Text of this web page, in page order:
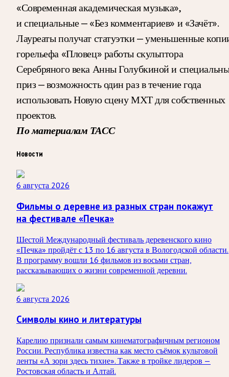
«Современная академическая музыка»,
и специальные — «Без комментариев» и «Зачёт».
Лауреаты получат статуэтки — уменьшенные
горельефа «Пловец» работы скульптора
Серебряного века Анны Голубкиной и
приз — возможность один раз в течение года
использовать Новую сцену МХТ для собственных
проектов.
По материалам ТАСС
Новости
6 августа 2026
Фильмы о деревне из разных стран покажут
на фестивале «Печка»
Шестой Международный фестиваль деревенского кино
«Печка» пройдёт с 13 по 16 августа в Вологодской области.
В программу вошли 16 фильмов из восьми стран,
рассказывающих о жизни современной деревни.
6 августа 2026
Символы кино и литературы
Карелию признали самым кинематографичным регионом
России. Республика известна как место съёмок культовой
ленты «А зори здесь тихие». Также в тройке лидеров —
Ростовская область и Алтай.